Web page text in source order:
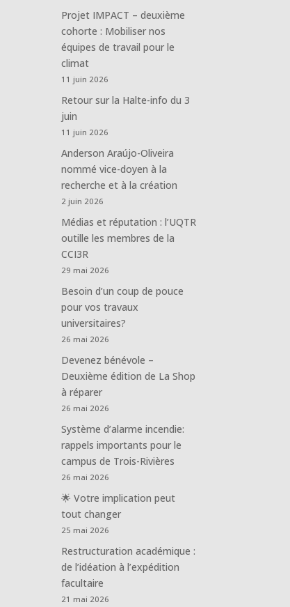
Projet IMPACT – deuxième
cohorte : Mobiliser nos
équipes de travail pour le
climat
11 juin 2026
Retour sur la Halte-info du 3
juin
11 juin 2026
Anderson Araújo-Oliveira
nommé vice-doyen à la
recherche et à la création
2 juin 2026
Médias et réputation : l’UQTR
outille les membres de la
CCI3R
29 mai 2026
Besoin d’un coup de pouce
pour vos travaux
universitaires?
26 mai 2026
Devenez bénévole –
Deuxième édition de La Shop
à réparer
26 mai 2026
Système d’alarme incendie:
rappels importants pour le
campus de Trois-Rivières
26 mai 2026
🌟 Votre implication peut
tout changer
25 mai 2026
Restructuration académique :
de l’idéation à l’expédition
facultaire
21 mai 2026